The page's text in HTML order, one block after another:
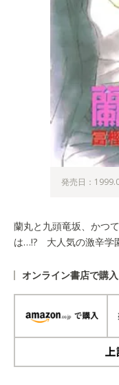
発売日：
蘭丸と九頭竜坂、かつ
は…!? 大人気の激辛学
オンライン書店で購入